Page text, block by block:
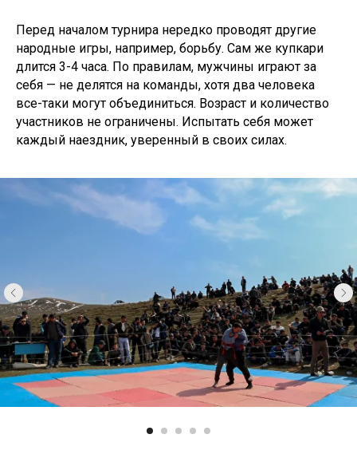
Перед началом турнира нередко проводят другие
народные игры, например, борьбу. Сам же купкари
длится 3-4 часа. По правилам, мужчины играют за
себя — не делятся на команды, хотя два человека
все-таки могут объединиться. Возраст и количество
участников не ограничены. Испытать себя может
каждый наездник, уверенный в своих силах.